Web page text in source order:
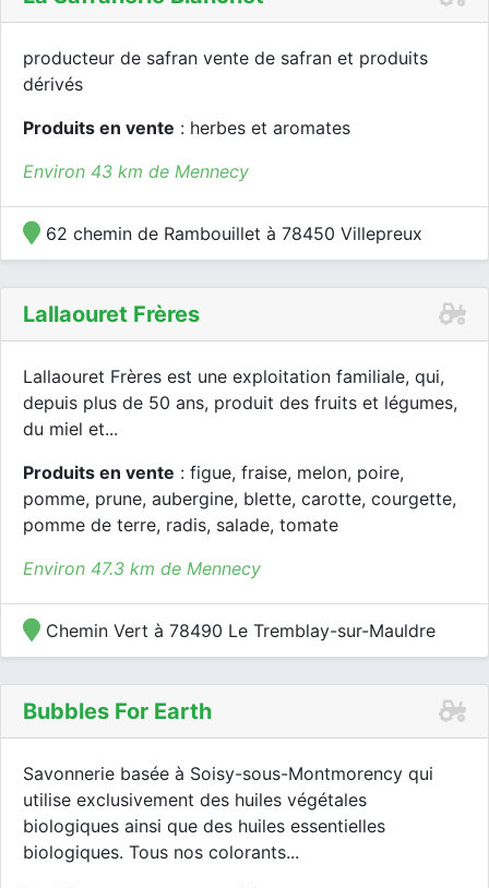
producteur de safran vente de safran et produits
dérivés
Produits en vente : herbes et aromates
Environ 43 km de Mennecy
62 chemin de Rambouillet à 78450 Villepreux
Lallaouret Frères
Lallaouret Frères est une exploitation familiale, qui,
depuis plus de 50 ans, produit des fruits et légumes,
du miel et...
Produits en vente : figue, fraise, melon, poire,
pomme, prune, aubergine, blette, carotte, courgette,
pomme de terre, radis, salade, tomate
Environ 47.3 km de Mennecy
Chemin Vert à 78490 Le Tremblay-sur-Mauldre
Bubbles For Earth
Savonnerie basée à Soisy-sous-Montmorency qui
utilise exclusivement des huiles végétales
biologiques ainsi que des huiles essentielles
biologiques. Tous nos colorants...